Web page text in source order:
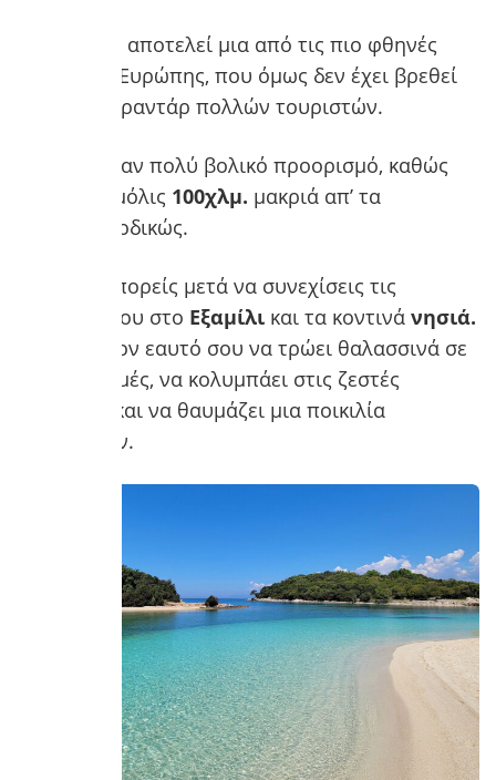
αποτελεί μια από τις πιο φθηνές
χώρες της Ευρώπης, που όμως δεν έχει βρεθεί
ακόμα στο ραντάρ πολλών τουριστών.
Καθιστά έναν πολύ βολικό προορισμό, καθώς
βρίσκεται μόλις 100χλμ. μακριά απ’ τα
οδικώς.
Από εκεί μπορείς μετά να συνεχίσεις τις
διακοπές σου στο Εξαμίλι και τα κοντινά νησιά.
Θα βρείς τον εαυτό σου να τρώει θαλασσινά σε
χαμηλές τιμές, να κολυμπάει στις ζεστές
θάλασσες και να θαυμάζει μια ποικιλία
αξιοθέατων.